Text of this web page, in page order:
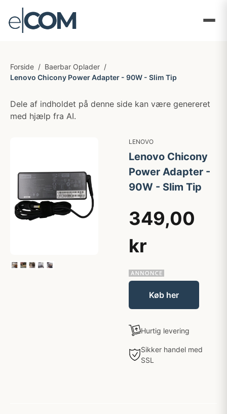
Forside / Baerbar Oplader /
Lenovo Chicony Power Adapter - 90W - Slim Tip
Dele af indholdet på denne side kan være genereret
med hjælp fra AI.
LENOVO
Lenovo Chicony
Power Adapter -
90W - Slim Tip
349,00
kr
Køb her
Hurtig levering
Sikker handel med
SSL